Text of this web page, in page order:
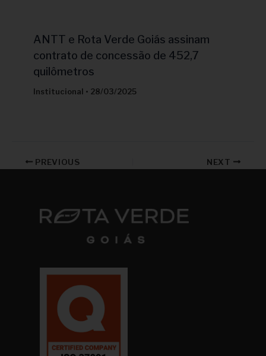
ANTT e Rota Verde Goiás assinam
contrato de concessão de 452,7
quilômetros
Institucional • 28/03/2025
PREVIOUS NEXT